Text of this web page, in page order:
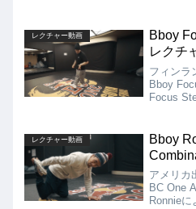
ドミル、
ッドスピ
ラックス
レクチャー動画
Bboy
レクチ
フィンラ
Bboy
Focus
セントに
レクチャ
レクチャー動画
Bboy
アメリカ
BC One
Ronnie